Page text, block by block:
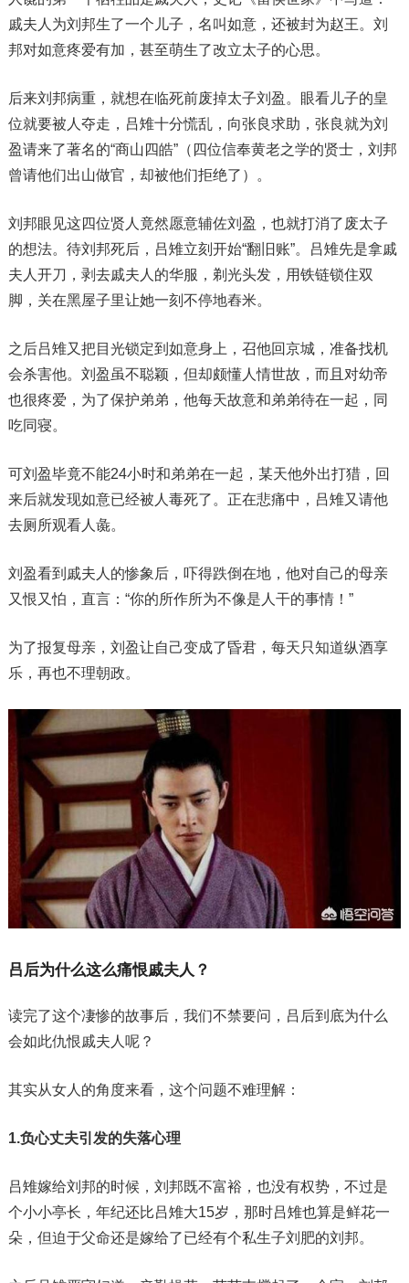
戚夫人为刘邦生了一个儿子，名叫如意，还被封为赵王。刘
邦对如意疼爱有加，甚至萌生了改立太子的心思。
后来刘邦病重，就想在临死前废掉太子刘盈。眼看儿子的皇
位就要被人夺走，吕雉十分慌乱，向张良求助，张良就为刘
盈请来了著名的“商山四皓”（四位信奉黄老之学的贤士，刘邦
曾请他们出山做官，却被他们拒绝了）。
刘邦眼见这四位贤人竟然愿意辅佐刘盈，也就打消了废太子
的想法。待刘邦死后，吕雉立刻开始“翻旧账”。吕雉先是拿戚
夫人开刀，剥去戚夫人的华服，剃光头发，用铁链锁住双
脚，关在黑屋子里让她一刻不停地舂米。
之后吕雉又把目光锁定到如意身上，召他回京城，准备找机
会杀害他。刘盈虽不聪颖，但却颇懂人情世故，而且对幼帝
也很疼爱，为了保护弟弟，他每天故意和弟弟待在一起，同
吃同寝。
可刘盈毕竟不能24小时和弟弟在一起，某天他外出打猎，回
来后就发现如意已经被人毒死了。正在悲痛中，吕雉又请他
去厕所观看人彘。
刘盈看到戚夫人的惨象后，吓得跌倒在地，他对自己的母亲
又恨又怕，直言：“你的所作所为不像是人干的事情！”
为了报复母亲，刘盈让自己变成了昏君，每天只知道纵酒享
乐，再也不理朝政。
吕后为什么这么痛恨戚夫人？
读完了这个凄惨的故事后，我们不禁要问，吕后到底为什么
会如此仇恨戚夫人呢？
其实从女人的角度来看，这个问题不难理解：
1.负心丈夫引发的失落心理
吕雉嫁给刘邦的时候，刘邦既不富裕，也没有权势，不过是
个小小亭长，年纪还比吕雉大15岁，那时吕雉也算是鲜花一
朵，但迫于父命还是嫁给了已经有个私生子刘肥的刘邦。